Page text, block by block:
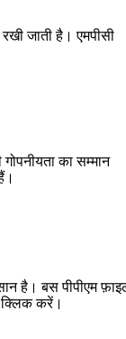
जाती है। एमपीसी
का सम्मान
है। बस पीपीएम
करें।